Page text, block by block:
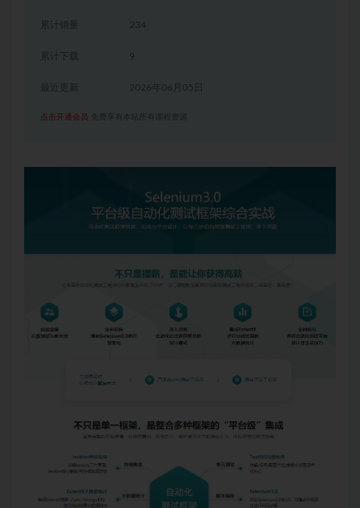
累计销量 234
累计下载 9
2026年06月05日
点击开通会员 免费享有本站所有课程资源